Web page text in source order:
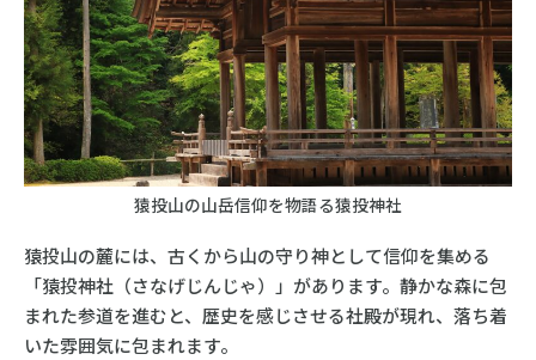
猿投山の山岳信仰を物語る猿投神社
猿投山の麓には、古くから山の守り神として信仰を集める
「猿投神社（さなげじんじゃ）」があります。静かな森に包
まれた参道を進むと、歴史を感じさせる社殿が現れ、落ち着
いた雰囲気に包まれます。